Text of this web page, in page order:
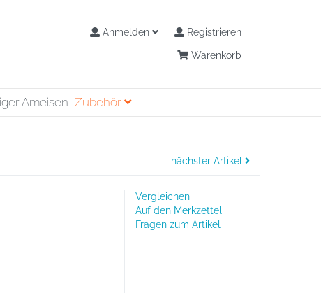
Anmelden Registrieren
Warenkorb
Ameisen Zubehör
nächster Artikel
Vergleichen
Auf den Merkzettel
Fragen zum Artikel